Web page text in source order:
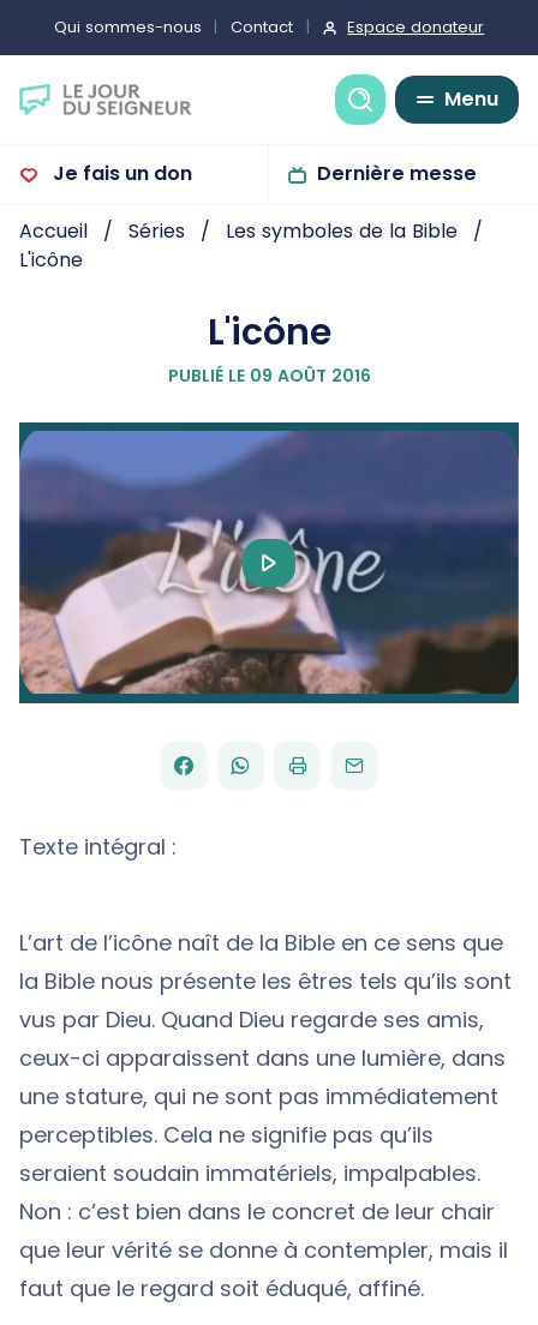
Qui sommes-nous Contact Espace donateur
Recherche
Menu
Je fais un don Dernière messe
Accueil Séries
Les symboles de la Bible
L'icône
L'icône
PUBLIÉ LE 09 AOÛT 2016
Play
Video
PARTAGER
FACEBOOK
PARTAGER
WHATSAPP
IMPRIMERENVOYER
PAR
EMAIL
Texte intégral :
L’art de l’icône naît de la Bible en ce sens que
la Bible nous présente les êtres tels qu’ils sont
vus par Dieu. Quand Dieu regarde ses amis,
ceux-ci apparaissent dans une lumière, dans
une stature, qui ne sont pas immédiatement
perceptibles. Cela ne signifie pas qu’ils
seraient soudain immatériels, impalpables.
Non : c’est bien dans le concret de leur chair
que leur vérité se donne à contempler, mais il
faut que le regard soit éduqué, affiné.